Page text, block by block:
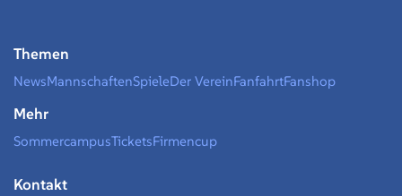
Themen
NewsMannschaftenSpieleDer VereinFanfahrtFanshop
Mehr
SommercampusTicketsFirmencup
Kontakt